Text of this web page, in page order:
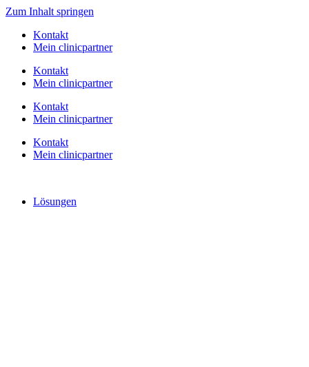
Zum Inhalt springen
Kontakt
Mein clinicpartner
Kontakt
Mein clinicpartner
Kontakt
Mein clinicpartner
Kontakt
Mein clinicpartner
Lösungen